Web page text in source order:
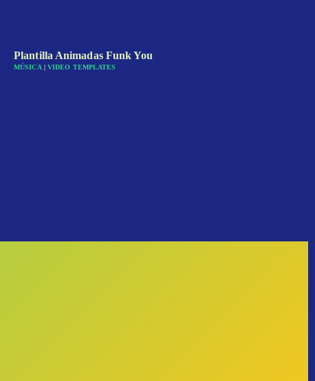
Plantilla Animadas Funk You
MÚSICA| VIDEO TEMPLATES